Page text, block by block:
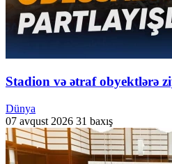
Stadion və ətraf obyektlərə
Dünya
07 avqust 2026 31 baxış